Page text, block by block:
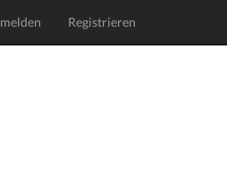
Registrieren